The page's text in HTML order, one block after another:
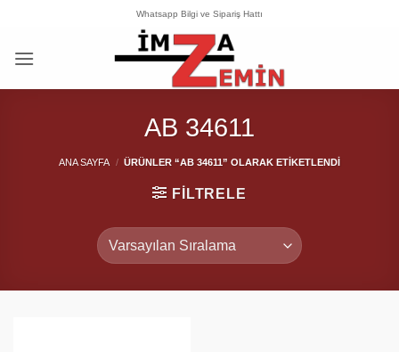
Whatsapp Bilgi ve Sipariş Hattı
AB 34611
ANA SAYFA / ÜRÜNLER “AB 34611” OLARAK ETIKETLENDI
FILTRELE